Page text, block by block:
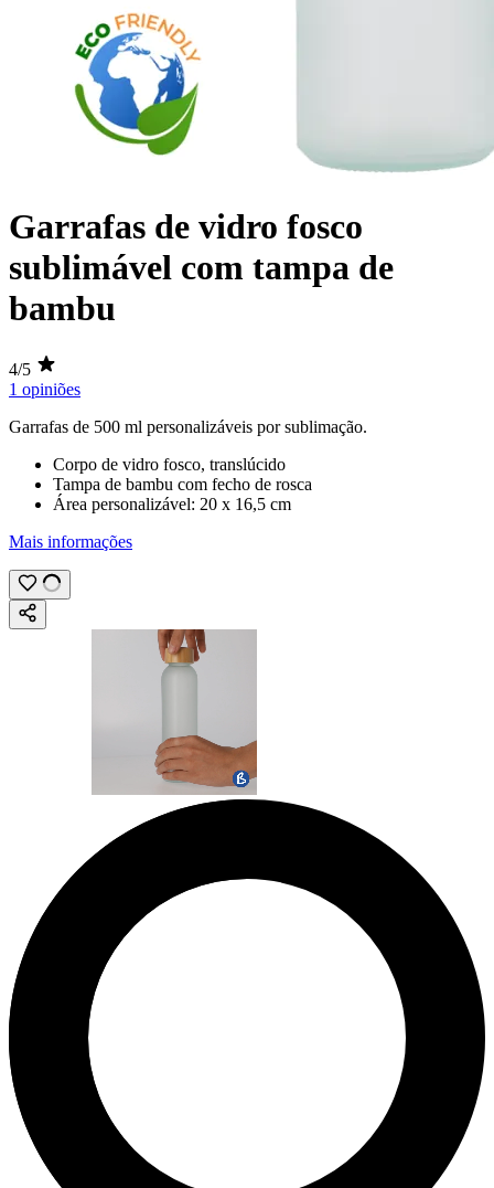
Garrafas de vidro fosco
sublimável com tampa de
bambu
4/5
1 opiniões
Garrafas de 500 ml personalizáveis porsublimação.
Corpo de vidro fosco, translúcido
Tampa de bambu com fecho de rosca
Área personalizável: 20 x 16,5 cm
Mais informações